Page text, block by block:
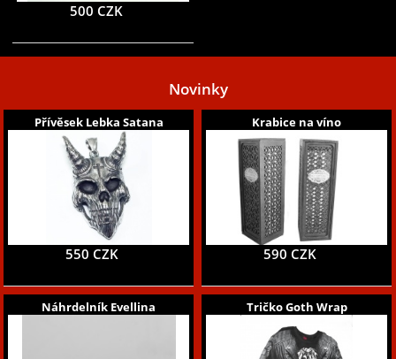
500 CZK
Novinky
Přívěsek Lebka Satana
550 CZK
Krabice na víno
590 CZK
Náhrdelník Evellina Tričko Goth Wrap